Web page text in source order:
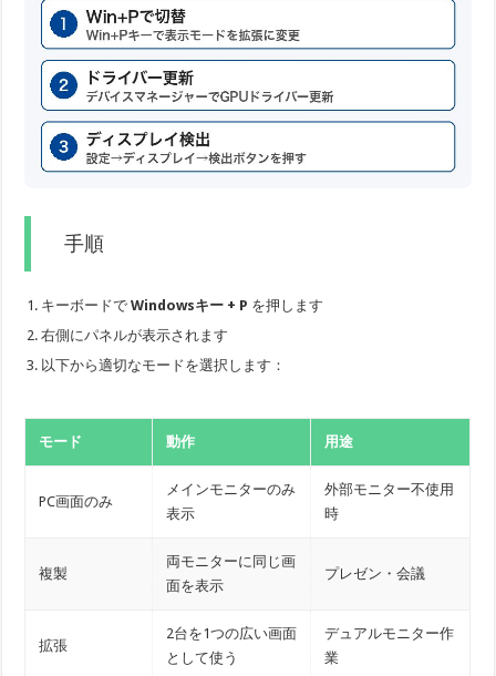
手順
キーボードでWindowsキー + P を押します
右側にパネルが表示されます
以下から適切なモードを選択します：
モード 動作 用途
PC画面のみ
メインモニターのみ
表示
外部モニター不使用
時
複製
両モニターに同じ画
面を表示
プレゼン・会議
拡張
2台を1つの広い画面
として使う
デュアルモニター作
業